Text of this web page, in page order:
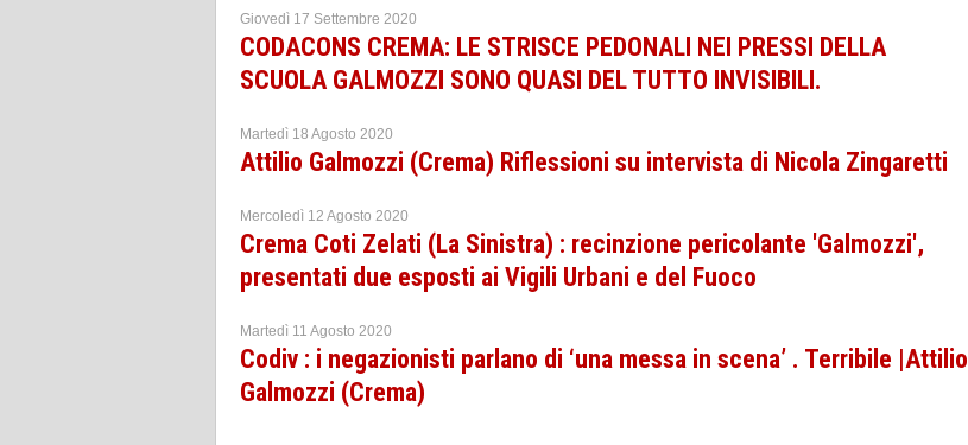
Giovedì 17 Settembre 2020
CODACONS CREMA: LE STRISCE PEDONALI NEI PRESSI DELLA
SCUOLA GALMOZZI SONO QUASI DEL TUTTO INVISIBILI.
Martedì 18 Agosto 2020
Attilio Galmozzi (Crema) Riflessioni su intervista di Nicola Zingaretti
Mercoledì 12 Agosto 2020
Crema Coti Zelati (La Sinistra) : recinzione pericolante 'Galmozzi',
presentati due esposti ai Vigili Urbani e del Fuoco
Martedì 11 Agosto 2020
Codiv : i negazionisti parlano di ‘una messa in scena’ . Terribile |Attilio
Galmozzi (Crema)